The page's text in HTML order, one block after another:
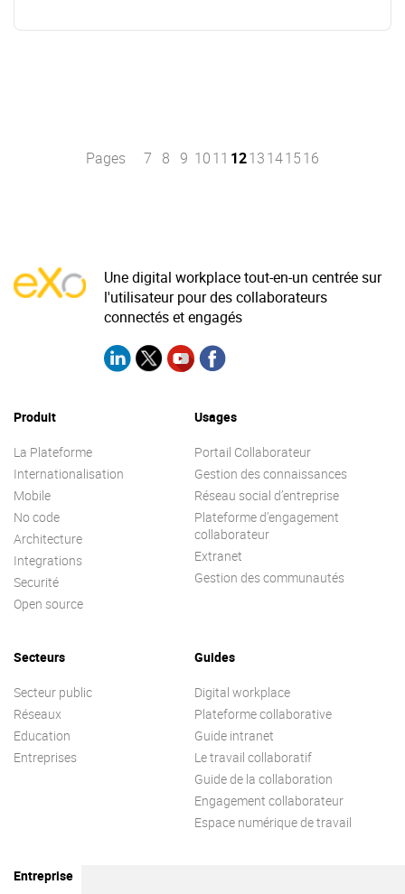
Pages 7 8 9 1011 1213141516
Une digital workplace tout-en-un centrée sur
l'utilisateur pour des collaborateurs
connectés et engagés
Produit
La Plateforme
Internationalisation
Mobile
No code
Architecture
Integrations
Securité
Open source
Usages
Portail Collaborateur
Gestion des connaissances
Réseau social d’entreprise
Plateforme d’engagement
collaborateur
Extranet
Gestion des communautés
Secteurs
Secteur public
Réseaux
Education
Entreprises
Guides
Digital workplace
Plateforme collaborative
Guide intranet
Le travail collaboratif
Guide de la collaboration
Engagement collaborateur
Espace numérique de travail
Entreprise